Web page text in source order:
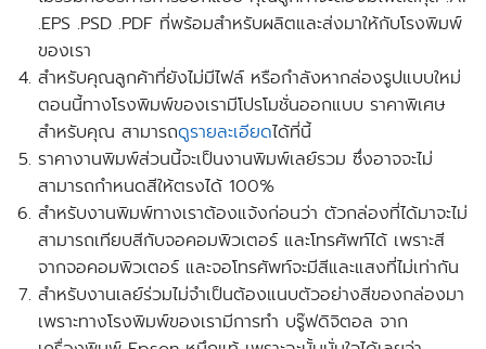
.EPS .PSD .PDF ที่พร้อมสำหรับผลิตและส่งมาให้กับโรงพิมพ์
ของเรา
สำหรับคุณลูกค้าที่ยังไม่มีไฟล์ หรือกำลังหากล่องรูปแบบใหม่
ตอนนี้ทางโรงพิมพ์ของเรามีโปรโมชั่นออกแบบ ราคาพิเศษ
สำหรับคุณ สามารถดูรายละเอียดได้ที่นี้
ราคางานพิมพ์ส่วนนี้จะเป็นงานพิมพ์เลย์รวม ซึ่งอาจจะไม่
สามารถกำหนดสีให้ตรงได้ 100%
สำหรับงานพิมพ์ทางเราต้องแจ้งก่อนว่า ตัวกล่องที่ได้มาจะไม่
สามารถเทียบสีกับจอคอมพิวเตอร์ และโทรศัพท์ได้ เพราะสี
จากจอคอมพิวเตอร์ และจอโทรศัพท์จะมีสีและแสงที่ไม่เท่ากัน
สำหรับงานเลย์ร่วมไม่จำเป็นต้องแนบตัวอย่างสีของกล่องมา
เพราะทางโรงพิมพ์ของเรามีการทำ บรู๊ฟดิจิตอล จาก